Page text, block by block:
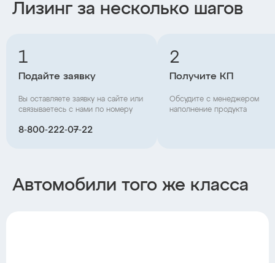
Лизинг за несколько шагов
1
Подайте заявку
Вы оставляете заявку на сайте или
связываетесь с нами по номеру
8‑800‑222‑07‑22
2
Получите КП
Обсудите с менеджером
наполнение продукта
Автомобили того же класса